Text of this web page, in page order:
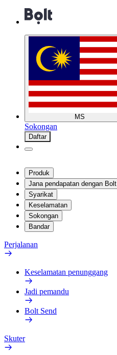
MS
Sokongan
Daftar
Produk
Jana pendapatan dengan Bolt
Syarikat
Keselamatan
Sokongan
Bandar
Perjalanan
Keselamatan penunggang
Jadi pemandu
Bolt Send
Skuter